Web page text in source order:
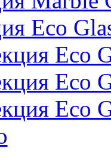
Eco
Eco
Eco
Eco